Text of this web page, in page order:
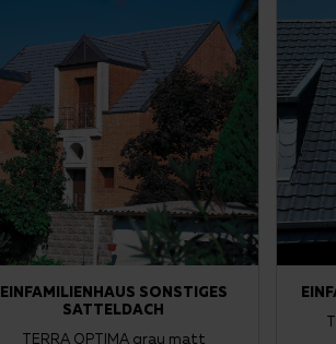
EINFAMILIENHAUS SONSTIGES
SATTELDACH
TERRA OPTIMA grau matt